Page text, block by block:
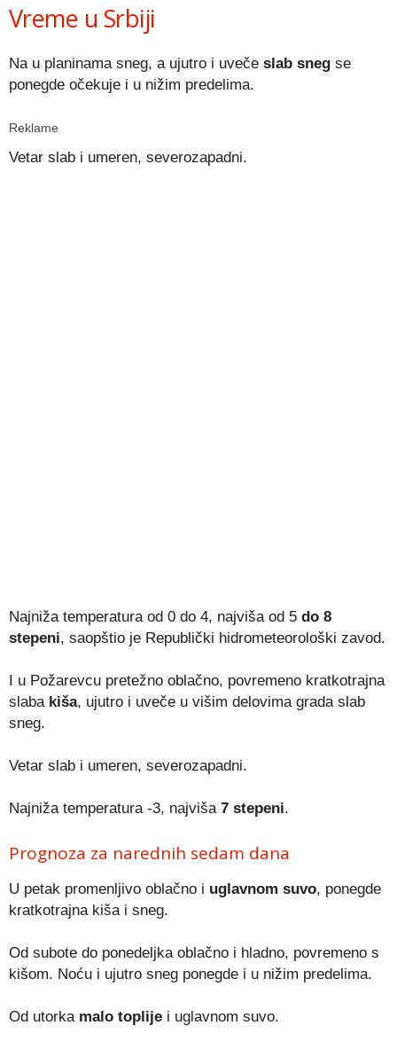
Vreme u Srbiji
Na u planinama sneg, a ujutro i uveče slab sneg se
ponegde očekuje i u nižim predelima.
Reklame
Vetar slab i umeren, severozapadni.
Najniža temperatura od 0 do 4, najviša od 5 do 8
stepeni, saopštio je Republički hidrometeorološki zavod.
I u Požarevcu pretežno oblačno, povremeno kratkotrajna
slaba kiša, ujutro i uveče u višim delovima grada slab
sneg.
Vetar slab i umeren, severozapadni.
Najniža temperatura -3, najviša 7 stepeni.
Prognoza za narednih sedam dana
U petak promenljivo oblačno i uglavnom suvo, ponegde
kratkotrajna kiša i sneg.
Od subote do ponedeljka oblačno i hladno, povremeno s
kišom. Noću i ujutro sneg ponegde i u nižim predelima.
Od utorka malo toplije i uglavnom suvo.